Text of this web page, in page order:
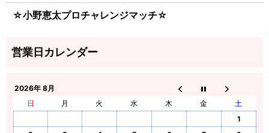
☆小野恵太プロチャレンジマッチ☆
2026年 8月
日
月 火 水 木 金
土
1